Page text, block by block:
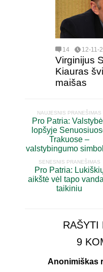
14 12-11-
Virginijus
Kiauras
maišas
NAUJESNIS PRANEŠIMAS
Pro Patria:
lopšyje
Trakuose –
valstybingumo
SENESNIS PRANEŠIMAS
Pro Patria:
aikštė vėl tapo
taikiniu
RAŠYTI
9
Anonimiškas